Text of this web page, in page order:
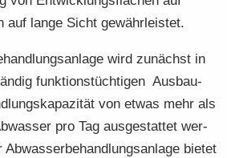
auf lange Sicht ge­währ­leis­tet.
wird zu­nächst in
funk­ti­ons­tüch­ti­gen Aus­bau­
von etwas mehr als
pro Tag aus­ge­stat­tet wer­
bie­tet